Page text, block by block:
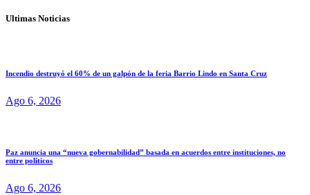
Ultimas Noticias
Incendio destruyó el 60% de un galpón de la feria Barrio Lindo en Santa Cruz
Ago 6, 2026
Paz anuncia una “nueva gobernabilidad” basada en acuerdos entre instituciones, no
entre políticos
Ago 6, 2026